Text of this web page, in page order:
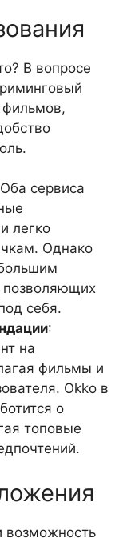
В вопросе
фильмов,
сервиса
легко
Однако
позволяющих
себя.
:
на
фильмы и
Okko в
о
топовые
возможность